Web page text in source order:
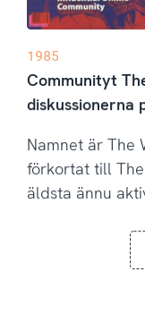
1985
Communityt
diskussionerna
Namnet är The
förkortat till
äldsta ännu